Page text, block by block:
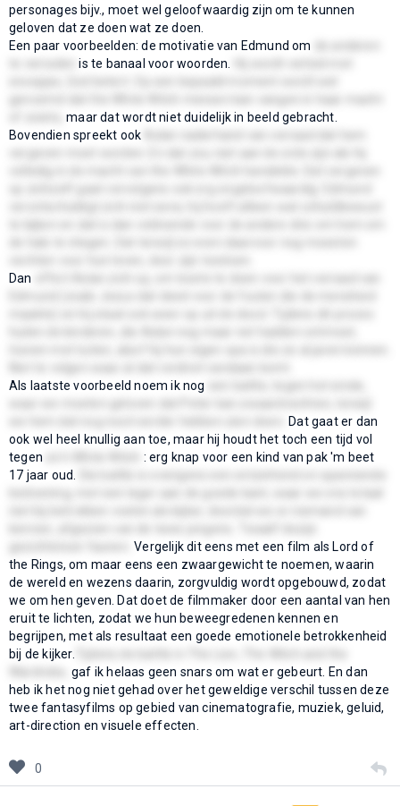
personages bijv., moet wel geloofwaardig zijn om te kunnen
geloven dat ze doen wat ze doen.
Een paar voorbeelden: de motivatie van Edmund om
te verradenis te banaal voor woorden.
of zoiets,maar dat wordt niet duidelijk in beeld gebracht.
Bovendien spreekt ook
Dan
Als laatste voorbeeld noem ik nog
Dat gaat er dan
ook wel heel knullig aan toe, maar hij houdt het toch een tijd vol
tegen
: erg knap voor een kind van pak 'm beet
17 jaar oud.
gezichtsloze faunen.Vergelijk dit eens met een film als Lord of
the Rings, om maar eens een zwaargewicht te noemen, waarin
de wereld en wezens daarin, zorgvuldig wordt opgebouwd, zodat
we om hen geven. Dat doet de filmmaker door een aantal van hen
eruit te lichten, zodat we hun beweegredenen kennen en
begrijpen, met als resultaat een goede emotionele betrokkenheid
bij de kijker.
gaf ik helaas geen snars om wat er gebeurt. En dan
heb ik het nog niet gehad over het geweldige verschil tussen deze
twee fantasyfilms op gebied van cinematografie, muziek, geluid,
art-direction en visuele effecten.
0